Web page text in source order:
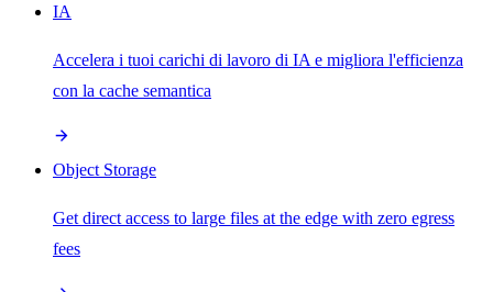
IA
Accelera i tuoi carichi di lavoro di IA e migliora l'efficienza
con la cache semantica
Object Storage
Get direct access to large files at the edge with zero egress
fees